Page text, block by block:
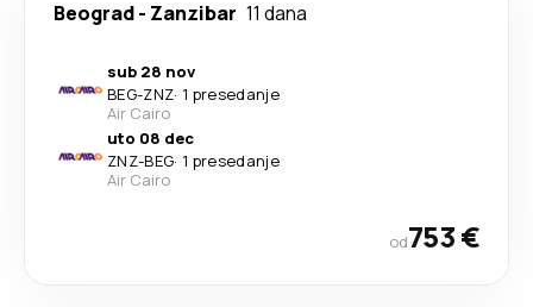
Beograd- Zanzibar 11 dana
sub 28 nov
BEG-ZNZ· 1 presedanje
Air Cairo
uto 08 dec
ZNZ-BEG· 1 presedanje
Air Cairo
od753 €